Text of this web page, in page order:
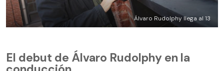
Álvaro Rudolphy llega al 13
El debut de Álvaro Rudolphy en la